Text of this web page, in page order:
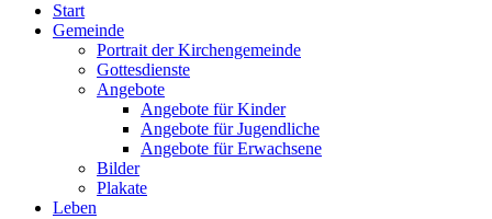
Start
Gemeinde
Portrait der Kirchengemeinde
Gottesdienste
Angebote
Angebote für Kinder
Angebote für Jugendliche
Angebote für Erwachsene
Bilder
Plakate
Leben